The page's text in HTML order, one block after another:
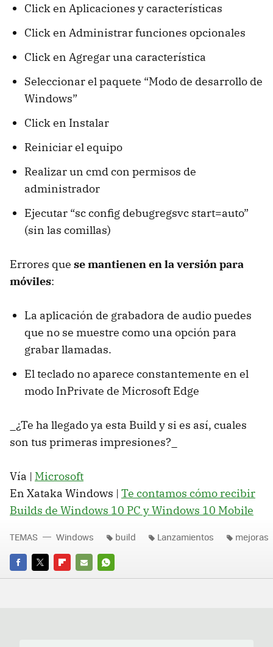
Click en Aplicaciones y características
Click en Administrar funciones opcionales
Click en Agregar una característica
Seleccionar el paquete “Modo de desarrollo de
Windows”
Click en Instalar
Reiniciar el equipo
Realizar un cmd con permisos de
administrador
Ejecutar “sc config debugregsvc start=auto”
(sin las comillas)
Errores que se mantienen en la versión para
móviles:
La aplicación de grabadora de audio puedes
que no se muestre como una opción para
grabar llamadas.
El teclado no aparece constantemente en el
modo InPrivate de Microsoft Edge
_¿Te ha llegado ya esta Build y si es así, cuales
son tus primeras impresiones?_
Vía | Microsoft
En Xataka Windows | Te contamos cómo recibir
Builds de Windows 10 PC y Windows 10 Mobile
FACEBOOK
TWITTERFLIPBOARD
E-
WHATSAPP
TEMAS Windows build Lanzamientos mejoras